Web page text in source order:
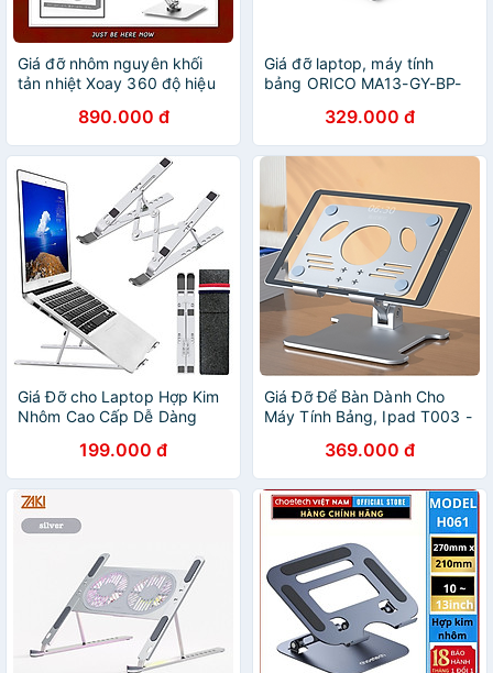
Giá đỡ nhôm nguyên khối
tản nhiệt Xoay 360 độ hiệu
Macbook / iPad từ 10 - 17
inch, Gấp gọn tiện lợi - Hàng
nhập khẩu
890.000 đ
Giá đỡ laptop, máy tính
bảng ORICO MA13-GY-BP-
329.000 đ
Giá Đỡ cho Laptop Hợp Kim
Nhôm Cao Cấp Dễ Dàng
Laptop, Macbook, Máy Tính
Xách Tay - 07 Nấc Điều
Chỉnh Góc Độ - Hàng Chính
Hãng
199.000 đ
Giá Đỡ Để Bàn Dành Cho
Máy Tính Bảng, Ipad T003 -
Cao Cấp - Hàng Chính Hãng
369.000 đ